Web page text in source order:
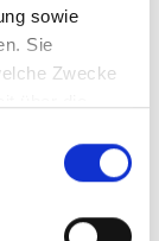
sowie
Sie
Zwecke